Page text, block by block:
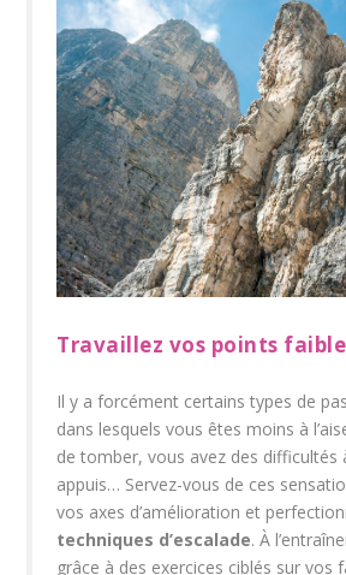
Travaillez vos points
Il y a forcément certains types de
dans lesquels vous êtes moins à
de tomber, vous avez des difficultés
appuis… Servez-vous de ces
vos axes d’amélioration et
techniques d’escalade. À
grâce à des exercices ciblés sur vos